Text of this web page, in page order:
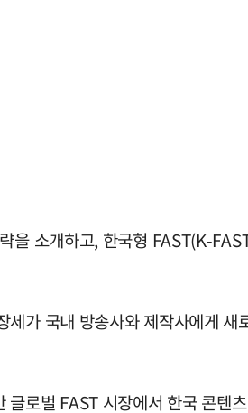
을 소개하고, 한국형 FAST(K-
가 국내 방송사와 제작사에게
로벌 FAST 시장에서 한국 콘